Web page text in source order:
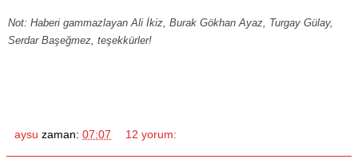
Not: Haberi gammazlayan Ali İkiz, Burak Gökhan Ayaz, Turgay Gülay,
Serdar Başeğmez, teşekkürler!
aysu zaman: 07:07 12 yorum: